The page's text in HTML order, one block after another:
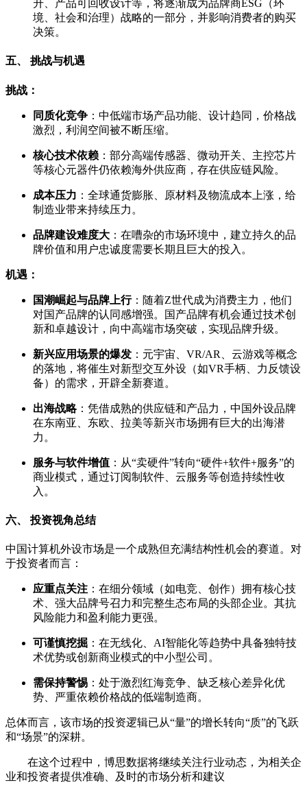
升、产品可回收设计等，将逐渐成为品牌商ESG（环
境、社会和治理）战略的一部分，并影响消费者的购买
决策。
五、 挑战与机遇
挑战：
同质化竞争 ：中低端市场产品功能、设计趋同，价格战
激烈，利润空间被不断压缩。
核心技术依赖 ：部分高端传感器、微动开关、主控芯片
等核心元器件仍依赖海外供应商，存在供应链风险。
成本压力 ：全球通货膨胀、原材料及物流成本上涨，给
制造业带来持续压力。
品牌建设难度大 ：在嘈杂的市场环境中，建立持久的品
牌价值和用户忠诚度需要长期且巨大的投入。
机遇：
国潮崛起与品牌上行：随着Z世代成为消费主力，他们
对国产品牌的认同感增强。国产品牌有机会通过技术创
新和卓越设计，向中高端市场突破，实现品牌升级。
新兴应用场景的爆发 ：元宇宙、VR/AR、云游戏等概念
的落地，将催生对新型交互外设（如VR手柄、力反馈设
备）的需求，开辟全新赛道。
出海战略：凭借成熟的供应链和产品力，中国外设品牌
在东南亚、东欧、拉美等新兴市场拥有巨大的出海潜
力。
服务与软件增值 ：从“卖硬件”转向“硬件+软件+服务”的
商业模式，通过订阅制软件、云服务等创造持续性收
入。
六、 投资视角总结
中国计算机外设市场是一个成熟但充满结构性机会的赛道。对
于投资者而言：
应重点关注 ：在细分领域（如电竞、创作）拥有核心技
术、强大品牌号召力和完整生态布局的头部企业。其抗
风险能力和盈利能力更强。
可谨慎挖掘 ：在无线化、AI智能化等趋势中具备独特技
术优势或创新商业模式的中小型公司。
需保持警惕 ：处于激烈红海竞争、缺乏核心差异化优
势、严重依赖价格战的低端制造商。
总体而言，该市场的投资逻辑已从“量”的增长转向“质”的飞跃
和“场景”的深耕。
在这个过程中，博思数据将继续关注行业动态，为相关企
业和投资者提供准确、及时的市场分析和建议